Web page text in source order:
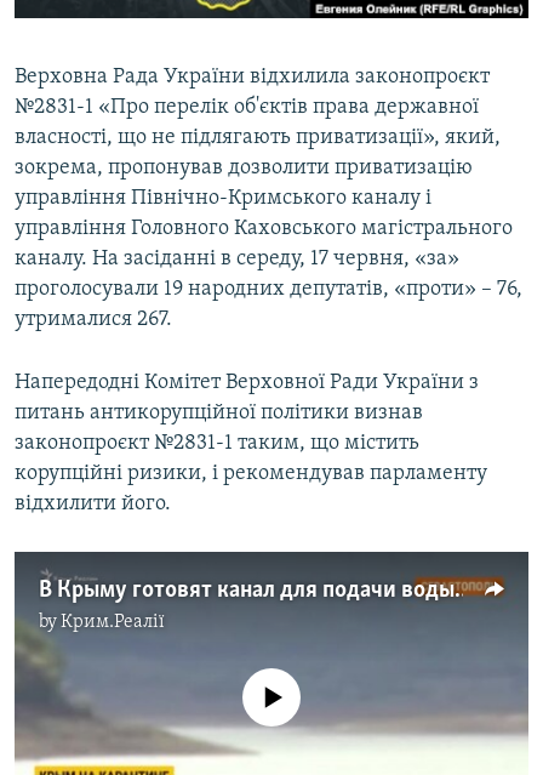
Усі сайти RFE/RL
Верховна Рада України відхилила законопроєкт
№2831-1 «Про перелік об'єктів права державної
власності, що не підлягають приватизації», який,
зокрема, пропонував дозволити приватизацію
управління Північно-Кримського каналу і
управління Головного Каховського магістрального
каналу. На засіданні в середу, 17 червня, «за»
проголосували 19 народних депутатів, «проти» – 76,
утрималися 267.
Напередодні Комітет Верховної Ради України з
питань антикорупційної політики визнав
законопроєкт №2831-1 таким, що містить
корупційні ризики, і рекомендував парламенту
відхилити його.
В Крыму готовят канал для подачи воды с материка? | Крым.Реалии ТВ (видео)
byКрим.Реалії
No media source currently available